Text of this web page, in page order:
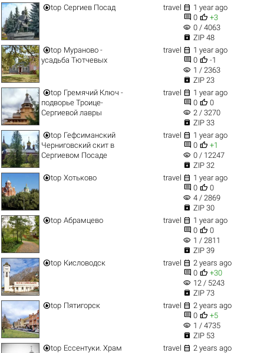
top Сергиев Посад travel  1 year ago
 0  +3
visibility 0 / 4063
 ZIP 48
top Мураново -
усадьба Тютчевых
travel  1 year ago
 0  -1
visibility 1 / 2363
 ZIP 23
top Гремячий Ключ -
подворье Троице-
Сергиевой лавры
travel  1 year ago
 0  0
visibility 2 / 3270
 ZIP 33
top Гефсиманский
Черниговский скит в
Сергиевом Посаде
travel  1 year ago
 0  +1
visibility 0 / 12247
 ZIP 32
top Хотьково travel  1 year ago
 0  0
visibility 4 / 2869
 ZIP 30
top Абрамцево travel  1 year ago
 0  0
visibility 1 / 2811
 ZIP 39
top Кисловодск travel  2 years ago
 0  +30
visibility 12 / 5243
 ZIP 73
top Пятигорск travel  2 years ago
 0  +5
visibility 1 / 4735
 ZIP 53
top Ессентуки. Храм travel  2 years ago